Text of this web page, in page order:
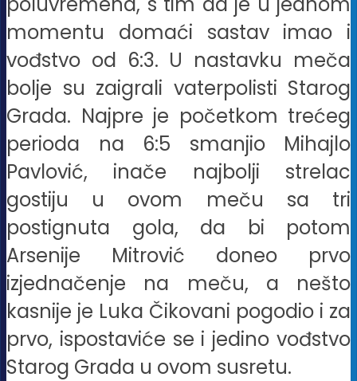
momentu domaći sastav imao i
vođstvo od 6:3. U nastavku meča
bolje su zaigrali vaterpolisti Starog
Grada. Najpre je početkom trećeg
perioda na 6:5 smanjio Mihajlo
Pavlović, inače najbolji strelac
gostiju u ovom meču sa tri
postignuta gola, da bi potom
Arsenije Mitrović doneo prvo
izjednačenje na meču, a nešto
kasnije je Luka Čikovani pogodio i za
prvo, ispostaviće se i jedino vođstvo
Starog Grada u ovom susretu.